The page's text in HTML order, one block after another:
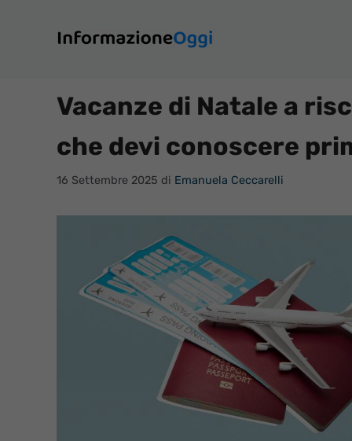
contenuto
Vacanze di Natale a
che devi conoscere
16 Settembre 2025 di Emanuela Ceccarelli